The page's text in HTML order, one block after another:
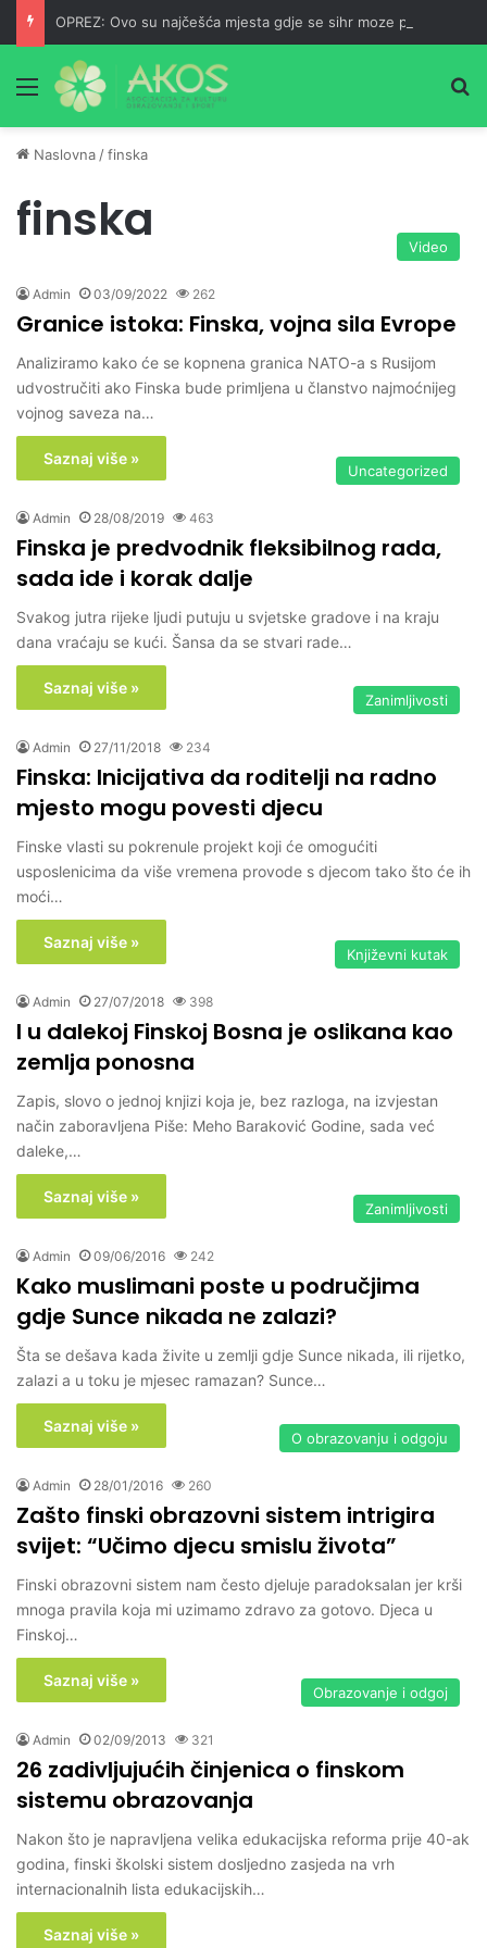
OPREZ: Ovo su najčešća mjesta gdje se sihr moze pronaći
Meni
Naslovna /finska
finska Video
Admin 03/09/2022 262
Granice istoka: Finska, vojna sila Evrope
Analiziramo kako će se kopnena granica NATO-a s Rusijom
udvostručiti ako Finska bude primljena u članstvo najmoćnijeg
vojnog saveza na…
Saznaj više »
Uncategorized
Admin 28/08/2019 463
Finska je predvodnik fleksibilnog rada,
sada ide i korak dalje
Svakog jutra rijeke ljudi putuju u svjetske gradove i na kraju
dana vraćaju se kući. Šansa da se stvari rade…
Saznaj više »
Zanimljivosti
Admin 27/11/2018 234
Finska: Inicijativa da roditelji na radno
mjesto mogu povesti djecu
Finske vlasti su pokrenule projekt koji će omogućiti
usposlenicima da više vremena provode s djecom tako što će ih
moći…
Saznaj više »
Književni kutak
Admin 27/07/2018 398
I u dalekoj Finskoj Bosna je oslikana kao
zemlja ponosna
Zapis, slovo o jednoj knjizi koja je, bez razloga, na izvjestan
način zaboravljena Piše: Meho Baraković Godine, sada već
daleke,…
Saznaj više »
Zanimljivosti
Admin 09/06/2016 242
Kako muslimani poste u područjima
gdje Sunce nikada ne zalazi?
Šta se dešava kada živite u zemlji gdje Sunce nikada, ili rijetko,
zalazi a u toku je mjesec ramazan? Sunce…
Saznaj više »
O obrazovanju i odgoju
Admin 28/01/2016 260
Zašto finski obrazovni sistem intrigira
svijet: “Učimo djecu smislu života”
Finski obrazovni sistem nam često djeluje paradoksalan jer krši
mnoga pravila koja mi uzimamo zdravo za gotovo. Djeca u
Finskoj…
Saznaj više »
Obrazovanje i odgoj
Admin 02/09/2013 321
26 zadivljujućih činjenica o finskom
sistemu obrazovanja
Nakon što je napravljena velika edukacijska reforma prije 40-ak
godina, finski školski sistem dosljedno zasjeda na vrh
internacionalnih lista edukacijskih…
Saznaj više »